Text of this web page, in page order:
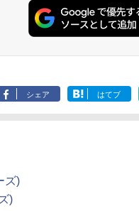
シェア はてブ
ズ)
)